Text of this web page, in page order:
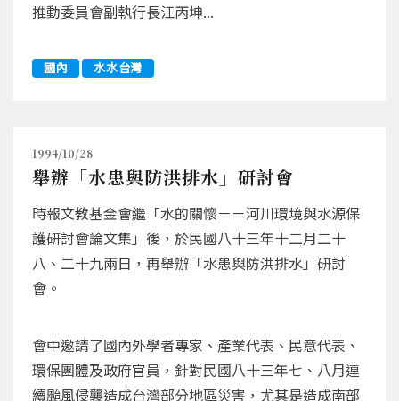
推動委員會副執行長江丙坤...
國內 水水台灣
1994/10/28
舉辦「水患與防洪排水」研討會
時報文教基金會繼「水的關懷－－河川環境與水源保
護研討會論文集」後，於民國八十三年十二月二十
八、二十九兩日，再舉辦「水患與防洪排水」研討
會。
會中邀請了國內外學者專家、產業代表、民意代表、
環保團體及政府官員，針對民國八十三年七、八月連
續颱風侵襲造成台灣部分地區災害，尤其是造成南部